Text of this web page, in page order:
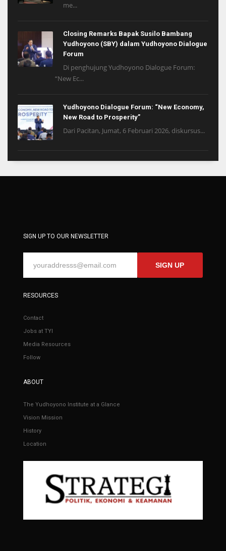
me...
Closing Remarks Bapak Susilo Bambang
Yudhoyono (SBY) dalam Yudhoyono Dialogue
Forum
Di penghujung Yudhoyono Dialogue Forum:
“New Ec...
Yudhoyono Dialogue Forum: “New Economy,
New Road to Prosperity”
Dari Pacitan, Jumat, 6 Februari 2026, diskursus...
SIGN UP TO OUR NEWSLETTER
SIGN UP
RESOURCES
Contact
Jobs at TYI
Media Resources
Follow
ABOUT
The Yudhoyono Institute at a Glance
Vision Mission
History
Location